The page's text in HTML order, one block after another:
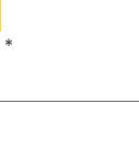
*